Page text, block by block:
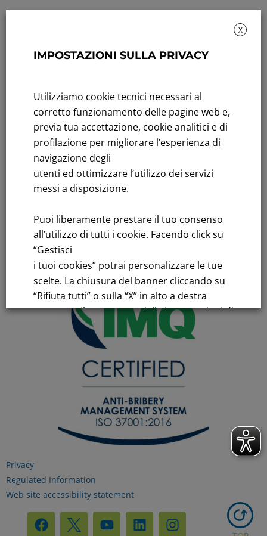
Title performance: On the stock Exchange
FNM S.p.A.
Headquarters in Milan, Piazzale Cadorna, 14
fnm@legalmail.it
Share capital € 230,000,000.00 fully paid up
Register of Companies
C.F.and VAT number 00776140154
C.C.I.AA. Milano – REA 28331
Privacy
Regulated Information
Web site accessibility statement
X
IMPOSTAZIONI SULLA PRIVACY
Utilizziamo cookie tecnici necessari al
corretto funzionamento delle pagine web e,
previa tua accettazione, cookie analitici e di
profilazione per migliorare l’esperienza di
navigazione degli
utenti ed ottimizzare l’utilizzo dei servizi
messi a disposizione.
Puoi liberamente prestare il tuo consenso
all’utilizzo di tutti i cookie. Facendo click su
“Gestisci
i tuoi cookies” potrai personalizzare le tue
scelte. La chiusura del banner cliccando su
“Rifiuta tutti” o sulla “X” in alto a destra
comporta il permanere delle impostazioni di
default e la continuazione della navigazione
in assenza di cookie o altri strumenti di
tracciamento diversi da quelli tecnici.
Per maggiori informazioni consulta la
Informativa sui dati personali e cookie
privacy
RIFIUTA TUTTI
GESTISCI I TUOI COOKIES